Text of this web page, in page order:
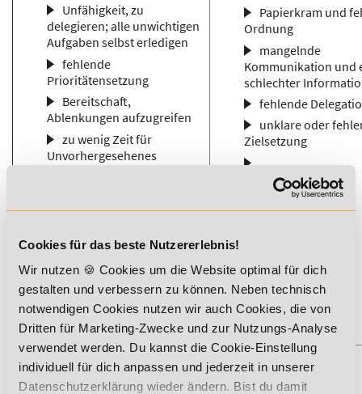
Cookies für das beste Nutzererlebnis!
Wir nutzen 🍪 Cookies um die Website optimal für dich
gestalten und verbessern zu können. Neben technisch
notwendigen Cookies nutzen wir auch Cookies, die von
Dritten für Marketing-Zwecke und zur Nutzungs-Analyse
verwendet werden. Du kannst die Cookie-Einstellung
individuell für dich anpassen und jederzeit in unserer
Datenschutzerklärung wieder ändern. Bist du damit
Unfähigkeit, zu
delegieren; alle unwichtigen
Aufgaben selbst erledigen
fehlende
Prioritätensetzung
Bereitschaft,
Ablenkungen aufzugreifen
zu wenig Zeit für
Unvorhergesehenes
dabeisein wollen
es allen recht machen
wollen
Nie Nein sagen können
…
Papierkram und
Ordnung
mangelnde
Kommunikation und
schlechter
fehlende
unklare oder
Zielsetzung
…
Zeitsünden und -diebe